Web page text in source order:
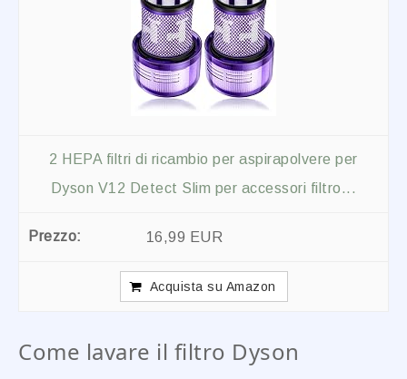
2 HEPA filtri di ricambio per aspirapolvere per
Dyson V12 Detect Slim per accessori filtro...
16,99 EUR
Acquista su Amazon
Come lavare il filtro Dyson